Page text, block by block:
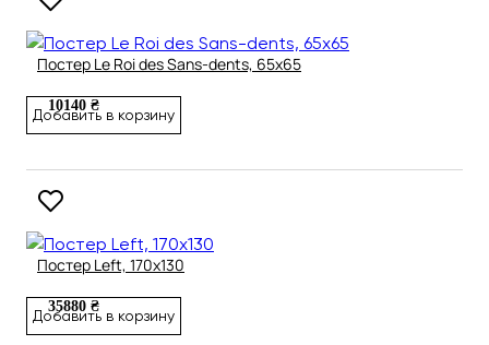
Постер Le Roi des Sans-dents, 65х65
10140 ₴
Добавить в корзину
Постер Left, 170х130
35880 ₴
Добавить в корзину